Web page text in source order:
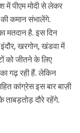
पीएम मोदी से लेकर
कमान संभालेंगे.
मतदान है. इस दिन
खरगोन, खंडवा में
को जीतने के लिए
गढ़ रही हैं. लेकिन
कांग्रेस इस बार बाज़ी
दौरे रहेंगे.